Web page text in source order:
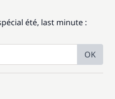
été, last minute :
OK